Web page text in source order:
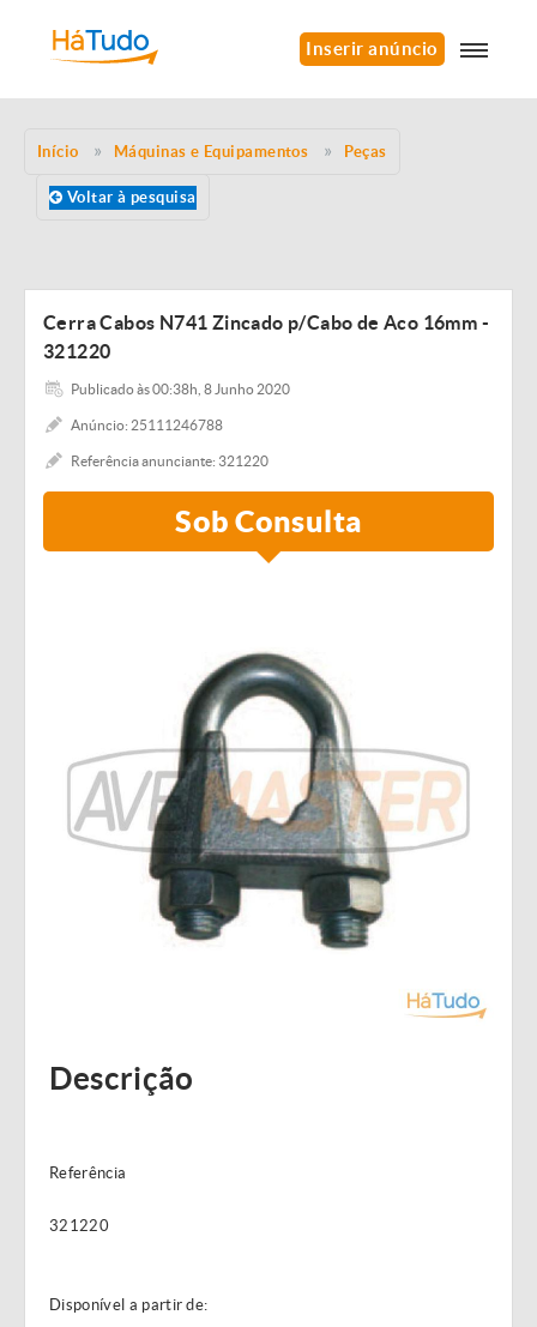
Inserir anúncio
Início Máquinas e Equipamentos Peças
Voltar à pesquisa
Cerra Cabos N741 Zincado p/Cabo de Aco 16mm -
321220
Publicado às 00:38h, 8 Junho 2020
Anúncio: 25111246788
Referência anunciante: 321220
Sob Consulta
Descrição
Referência
321220
Disponível a partir de: